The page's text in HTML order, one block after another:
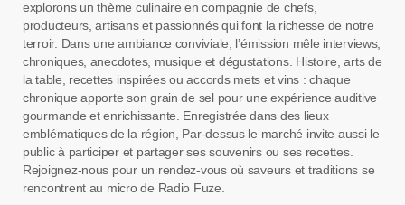
explorons un thème culinaire en compagnie de chefs,
producteurs, artisans et passionnés qui font la richesse de notre
terroir. Dans une ambiance conviviale, l’émission mêle interviews,
chroniques, anecdotes, musique et dégustations. Histoire, arts de
la table, recettes inspirées ou accords mets et vins : chaque
chronique apporte son grain de sel pour une expérience auditive
gourmande et enrichissante. Enregistrée dans des lieux
emblématiques de la région, Par-dessus le marché invite aussi le
public à participer et partager ses souvenirs ou ses recettes.
Rejoignez-nous pour un rendez-vous où saveurs et traditions se
rencontrent au micro de Radio Fuze.